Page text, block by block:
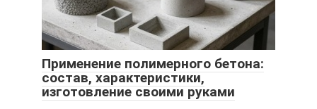
Применение полимерного бетона:
состав, характеристики,
изготовление своими руками